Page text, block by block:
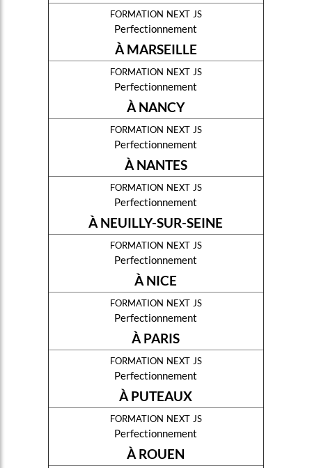
formation next js
Perfectionnement
À MARSEILLE
formation next js
Perfectionnement
À NANCY
formation next js
Perfectionnement
À NANTES
formation next js
Perfectionnement
À NEUILLY-SUR-SEINE
formation next js
Perfectionnement
À NICE
formation next js
Perfectionnement
À PARIS
formation next js
Perfectionnement
À PUTEAUX
formation next js
Perfectionnement
À ROUEN